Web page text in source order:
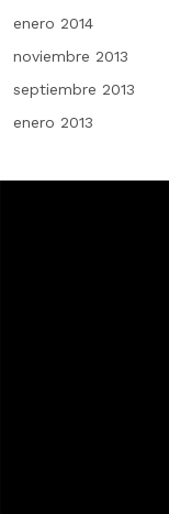
enero 2014
noviembre 2013
septiembre 2013
enero 2013